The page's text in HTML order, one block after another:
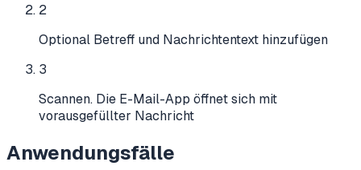
2
Optional Betreff und Nachrichtentext hinzufügen
3
Scannen. Die E-Mail-App öffnet sich mit
vorausgefüllter Nachricht
Anwendungsfälle